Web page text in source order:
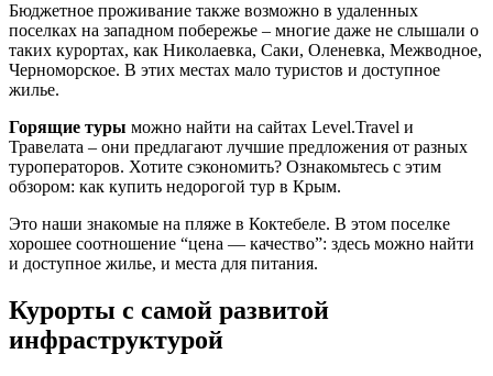
Бюджетное проживание также возможно в удаленных
поселках на западном побережье – многие даже не слышали о
таких курортах, как Николаевка, Саки, Оленевка, Межводное,
Черноморское. В этих местах мало туристов и доступное
жилье.
Горящие туры можно найти на сайтах Level.Travel и
Травелата – они предлагают лучшие предложения от разных
туроператоров. Хотите сэкономить? Ознакомьтесь с этим
обзором: как купить недорогой тур в Крым.
Это наши знакомые на пляже в Коктебеле. В этом поселке
хорошее соотношение “цена — качество”: здесь можно найти
и доступное жилье, и места для питания.
Курорты с самой развитой
инфраструктурой